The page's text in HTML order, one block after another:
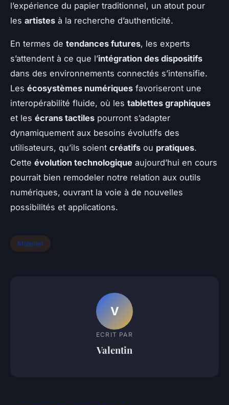
l’expérience du papier traditionnel, un atout pour
les artistes à la recherche d’authenticité.
En termes de tendances futures, les experts
s’attendent à ce que l’intégration des dispositifs
dans des environnements connectés s’intensifie.
Les écosystèmes numériques favoriseront une
interopérabilité fluide, où les tablettes graphiques
et les écrans tactiles pourront s’adapter
dynamiquement aux besoins évolutifs des
utilisateurs, qu’ils soient créatifs ou pratiques.
Cette évolution technologique aujourd’hui en cours
pourrait bien remodeler notre relation aux outils
numériques, ouvrant la voie à de nouvelles
possibilités et applications.
Materiel
V
ECRIT PAR
Valentin